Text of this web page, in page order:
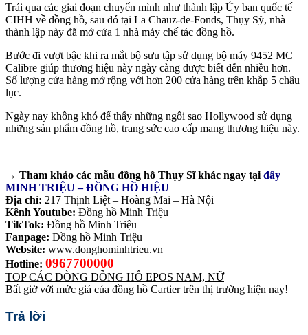
Trải qua các giai đoạn chuyển mình như thành lập Ủy ban quốc tế
CIHH về đồng hồ, sau đó tại La Chauz-de-Fonds, Thụy Sỹ, nhà
thành lập này đã mở cửa 1 nhà máy chế tác đồng hồ.
Bước đi vượt bậc khi ra mắt bộ sưu tập sử dụng bộ máy 9452 MC
Calibre giúp thương hiệu này ngày càng được biết đến nhiều hơn.
Số lượng cửa hàng mở rộng với hơn 200 cửa hàng trên khắp 5 châu
lục.
Ngày nay không khó để thấy những ngôi sao Hollywood sử dụng
những sản phẩm đồng hồ, trang sức cao cấp mang thương hiệu này.
→ Tham khảo các mẫu đồng hồ Thụy Sĩkhác ngay tại đây
MINH TRIỆU – ĐỒNG HỒ HIỆU
Địa chỉ: 217 Thịnh Liệt – Hoàng Mai – Hà Nội
Kênh Youtube: Đồng hồ Minh Triệu
TikTok: Đồng hồ Minh Triệu
Fanpage: Đồng hồ Minh Triệu
Website: www.donghominhtrieu.vn
Hotline: 0967700000
TOP CÁC DÒNG ĐỒNG HỒ EPOS NAM, NỮ
Bất giờ với mức giá của đồng hồ Cartier trên thị trường hiện nay!
Trả lời